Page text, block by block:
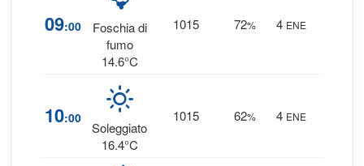
09:00
Foschia di
fumo
14.6°C
1015 72% 4 ENE
10:00
Soleggiato
16.4°C
1015 62% 4 ENE